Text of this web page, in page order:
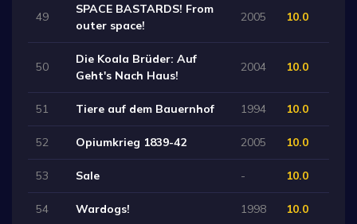
49
SPACE BASTARDS! From
outer space!
2005 10.0
50
Die Koala Brüder: Auf
Geht's Nach Haus!
2004 10.0
51 Tiere auf dem Bauernhof 1994 10.0
52 Opiumkrieg 1839-42 2005 10.0
53 Sale - 10.0
54 Wardogs! 1998 10.0